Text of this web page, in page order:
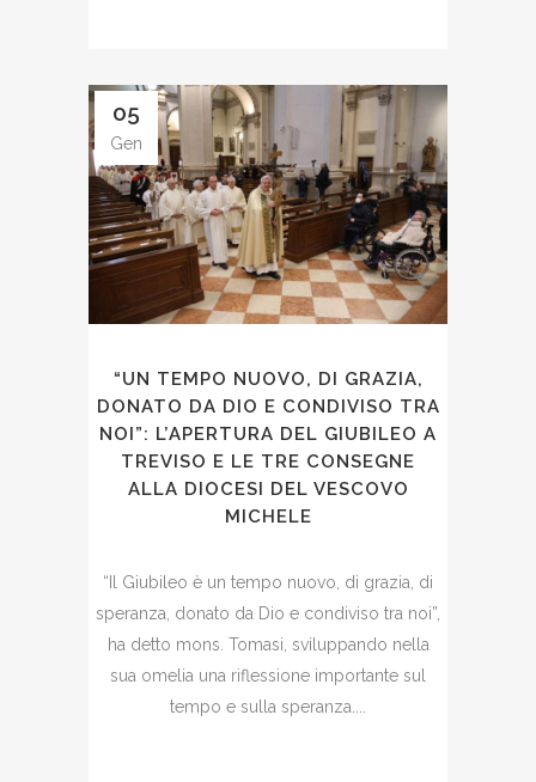
05
Gen
“UN TEMPO NUOVO, DI GRAZIA,
DONATO DA DIO E CONDIVISO TRA
NOI”: L’APERTURA DEL GIUBILEO A
TREVISO E LE TRE CONSEGNE
ALLA DIOCESI DEL VESCOVO
MICHELE
“Il Giubileo è un tempo nuovo, di grazia, di
speranza, donato da Dio e condiviso tra noi”,
ha detto mons. Tomasi, sviluppando nella
sua omelia una riflessione importante sul
tempo e sulla speranza....